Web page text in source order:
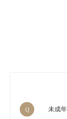
Q 未成